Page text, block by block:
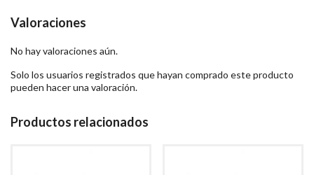
Valoraciones
No hay valoraciones aún.
Solo los usuarios registrados que hayan comprado este producto
pueden hacer una valoración.
Productos relacionados